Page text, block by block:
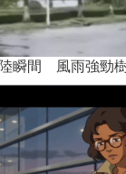
瞬間 風雨強勁